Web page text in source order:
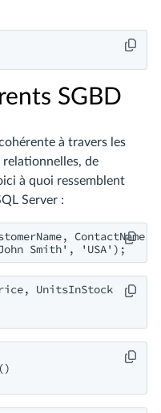
SGBD
à travers les
relationnelles, de
à quoi ressemblent
Server :
Smith', 'USA');
UnitsInStock